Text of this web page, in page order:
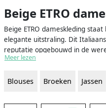
Beige ETRO
Beige ETRO dameskleding
elegante uitstraling. Dit
reputatie opgebouwd in de
breed scala aan kledingstukken
tijdloze kleur die eenvoudig
dagelijkse als formele
Meer lezen
Blouses Broeken Jassen